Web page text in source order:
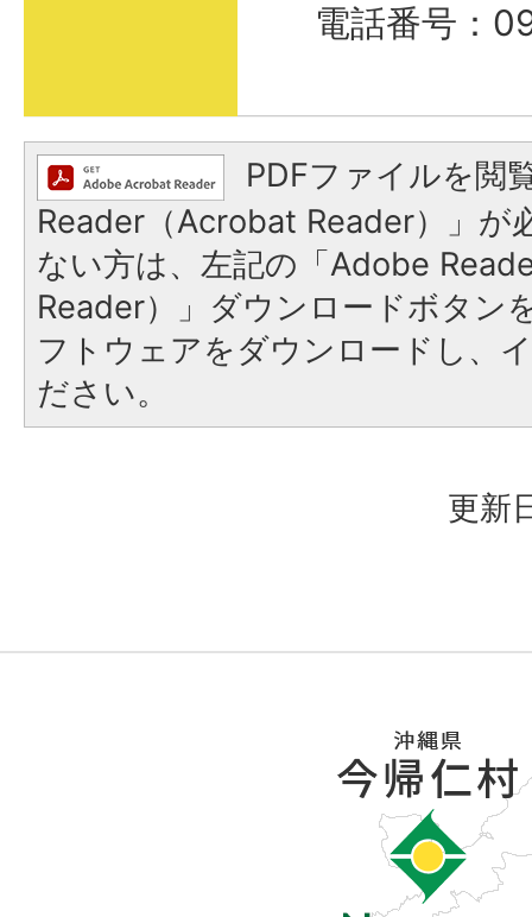
電話番号：
PDFファイルを閲
Reader（Acrobat Reader）」が
ない方は、左記の「Adobe
Reader）」ダウンロードボタン
フトウェアをダウンロードし、
ださい。
更新